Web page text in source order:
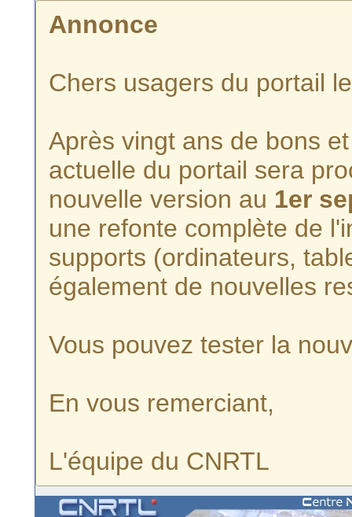
Annonce
Chers usagers du portail
Après vingt ans de bons
actuelle du portail sera
nouvelle version au 1er
une refonte complète de
supports (ordinateurs,
également de nouvelles
Vous pouvez tester la
En vous remerciant,
L'équipe du CNRTL